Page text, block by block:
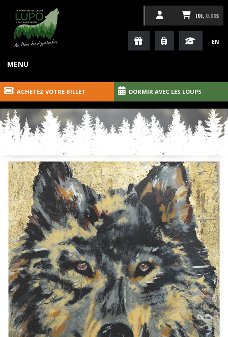
(0), 0,00$
EN
MENU
ACHETEZ VOTRE BILLET DORMIR AVEC LES LOUPS